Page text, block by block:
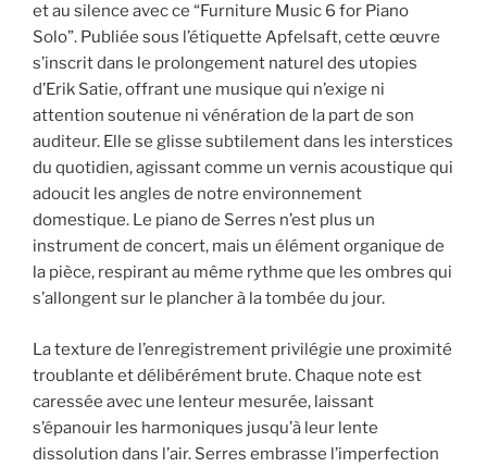
et au silence avec ce “Furniture Music 6 for Piano
Solo”. Publiée sous l’étiquette Apfelsaft, cette œuvre
s’inscrit dans le prolongement naturel des utopies
d’Erik Satie, offrant une musique qui n’exige ni
attention soutenue ni vénération de la part de son
auditeur. Elle se glisse subtilement dans les interstices
du quotidien, agissant comme un vernis acoustique qui
adoucit les angles de notre environnement
domestique. Le piano de Serres n’est plus un
instrument de concert, mais un élément organique de
la pièce, respirant au même rythme que les ombres qui
s’allongent sur le plancher à la tombée du jour.
La texture de l’enregistrement privilégie une proximité
troublante et délibérément brute. Chaque note est
caressée avec une lenteur mesurée, laissant
s’épanouir les harmoniques jusqu’à leur lente
dissolution dans l’air. Serres embrasse l’imperfection